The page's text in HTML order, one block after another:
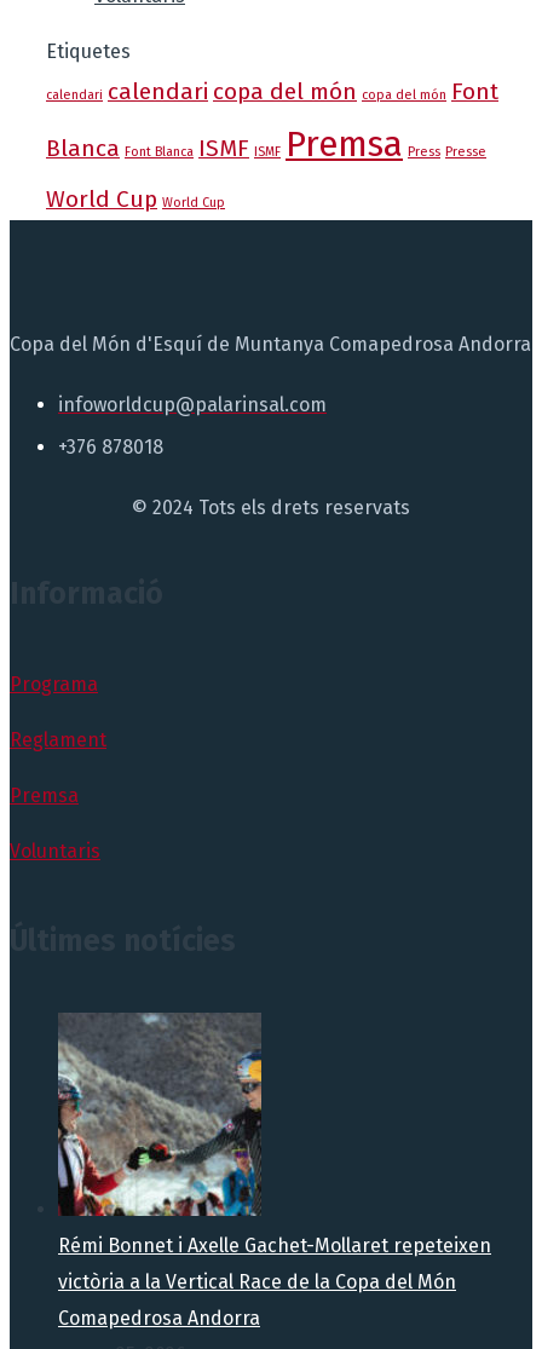
Etiquetes
calendari calendari copa del món copa del món Font
Blanca Font Blanca ISMF ISMF Premsa Press Presse
World Cup World Cup
Copa del Món d'Esquí de Muntanya Comapedrosa Andorra
infoworldcup@palarinsal.com
+376 878018
© 2024 Tots els drets reservats
Programa
Reglament
Premsa
Voluntaris
Rémi Bonnet i Axelle Gachet-Mollaret repeteixen
victòria a la Vertical Race de la Copa del Món
Comapedrosa Andorra